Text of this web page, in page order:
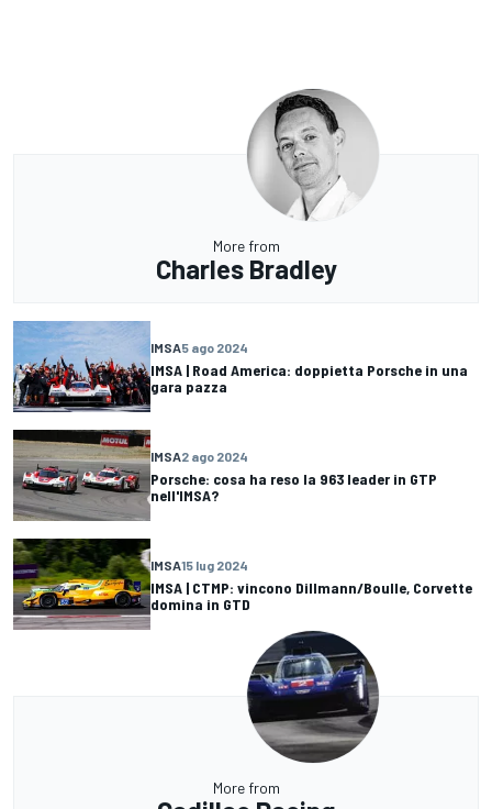
More from
Charles Bradley
IMSA5 ago 2024
IMSA | Road America: doppietta Porsche in una
gara pazza
IMSA2 ago 2024
Porsche: cosa ha reso la 963 leader in GTP
nell'IMSA?
IMSA15 lug 2024
IMSA | CTMP: vincono Dillmann/Boulle, Corvette
domina in GTD
More from